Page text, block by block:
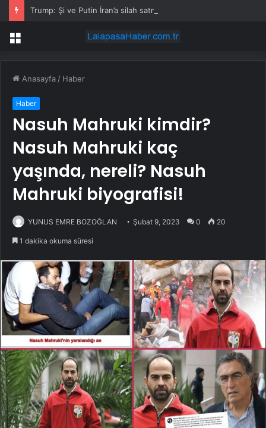
Trump: Şi ve Putin İran’a silah satmayacaklarını söyledi
Menü
Anasayfa / Haber
Haber
Nasuh Mahruki kimdir?
Nasuh Mahruki kaç
yaşında, nereli? Nasuh
Mahruki biyografisi!
YUNUS EMRE BOZOĞLAN Şubat 9, 2023 0 20
1 dakika okuma süresi